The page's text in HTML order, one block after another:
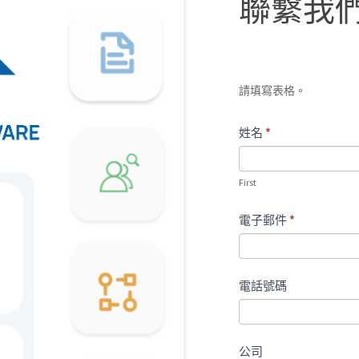
繫
聯繫我
請填寫表格。
姓名 *
First
電子郵件 *
電話號碼
公司